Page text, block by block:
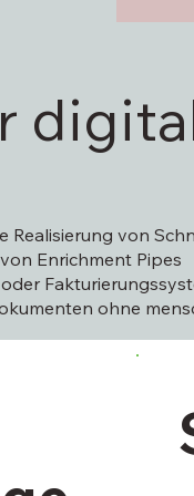
Realisierung von
Enrichment Pipes
ohne